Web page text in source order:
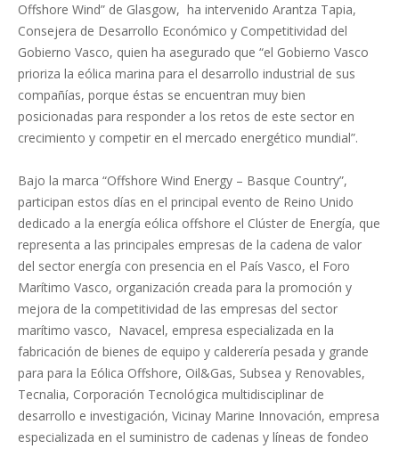
Offshore Wind” de Glasgow, ha intervenido Arantza Tapia,
Consejera de Desarrollo Económico y Competitividad del
Gobierno Vasco, quien ha asegurado que “el Gobierno Vasco
prioriza la eólica marina para el desarrollo industrial de sus
compañías, porque éstas se encuentran muy bien
posicionadas para responder a los retos de este sector en
crecimiento y competir en el mercado energético mundial”.
Bajo la marca “Offshore Wind Energy – Basque Country”,
participan estos días en el principal evento de Reino Unido
dedicado a la energía eólica offshore el Clúster de Energía, que
representa a las principales empresas de la cadena de valor
del sector energía con presencia en el País Vasco, el Foro
Marítimo Vasco, organización creada para la promoción y
mejora de la competitividad de las empresas del sector
marítimo vasco, Navacel, empresa especializada en la
fabricación de bienes de equipo y calderería pesada y grande
para para la Eólica Offshore, Oil&Gas, Subsea y Renovables,
Tecnalia, Corporación Tecnológica multidisciplinar de
desarrollo e investigación, Vicinay Marine Innovación, empresa
especializada en el suministro de cadenas y líneas de fondeo